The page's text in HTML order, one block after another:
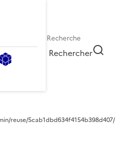
Rechercher
reuse/5cab1dbd634f4154b398d407/